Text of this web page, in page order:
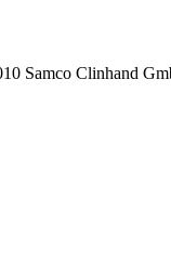
Samco Clinhand